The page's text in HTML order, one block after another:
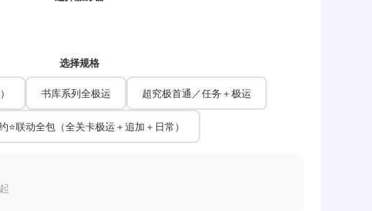
选择规格
书库系列全极运 超究极首通／任务＋极运
⭐联动全包（全关卡极运＋追加＋日常）
起